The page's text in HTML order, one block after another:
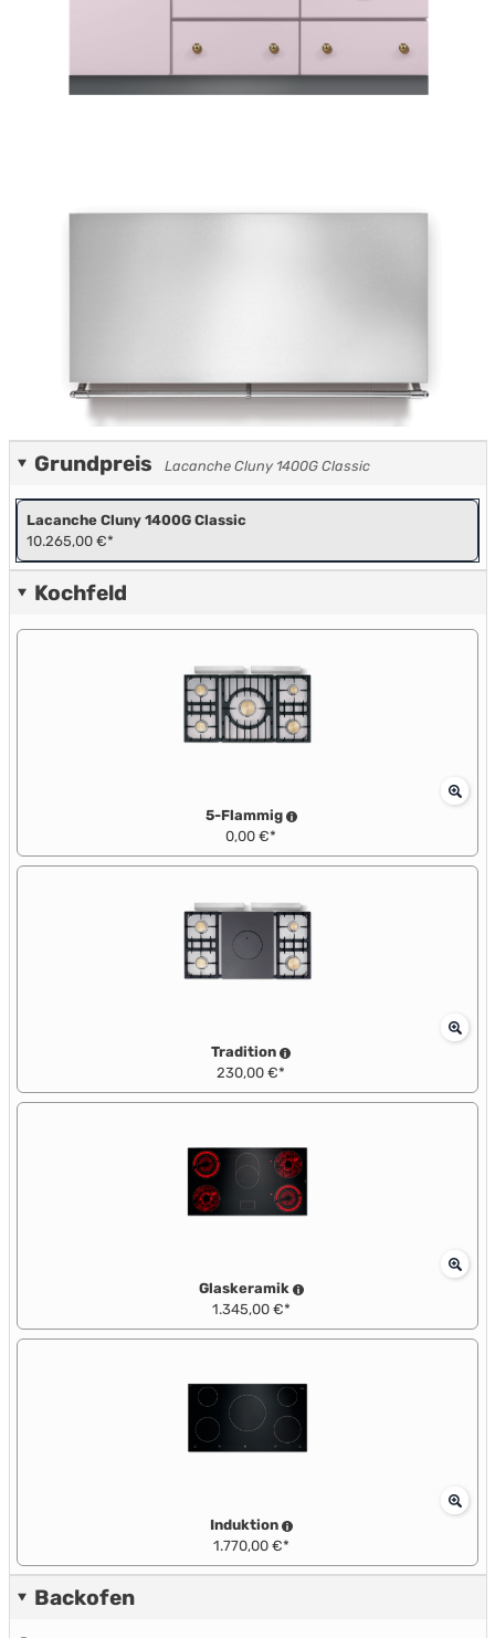
Grundpreis Lacanche Cluny 1400G Classic
Lacanche Cluny 1400G Classic
10.265,00 €*
Kochfeld
5-Flammig
0,00 €*
Tradition
230,00 €*
Glaskeramik
1.345,00 €*
Induktion
1.770,00 €*
Backofen